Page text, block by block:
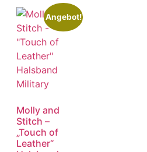
Angebot!
Molly and
Stitch –
„Touch of
Leather“